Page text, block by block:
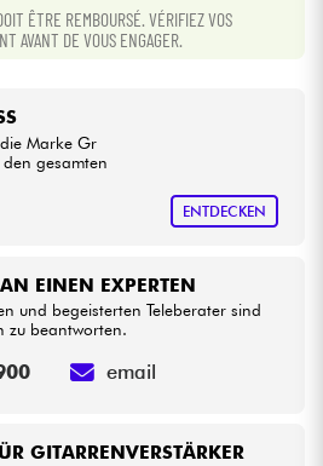
ÊTRE REMBOURSÉ. VÉRIFIEZ VOS
AVANT DE VOUS ENGAGER.
Marke Gr
gesamten
ENTDECKEN
GITARRENVERSTÄRKER
EINEN EXPERTEN
und begeisterten Teleberater sind
zu beantworten.
email